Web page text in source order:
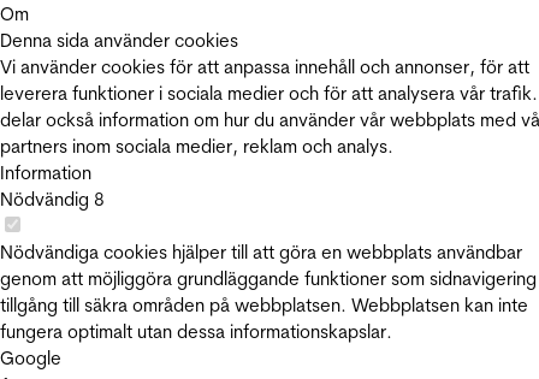
Om
Denna sida använder cookies
Vi använder cookies för att anpassa innehåll och annonser, för att
leverera funktioner i sociala medier och för att analysera vår
delar också information om hur du använder vår webbplats med
partners inom sociala medier, reklam och analys.
Information
Nödvändig 8
Nödvändiga cookies hjälper till att göra en webbplats användbar
genom att möjliggöra grundläggande funktioner som
tillgång till säkra områden på webbplatsen. Webbplatsen kan inte
fungera optimalt utan dessa informationskapslar.
Google